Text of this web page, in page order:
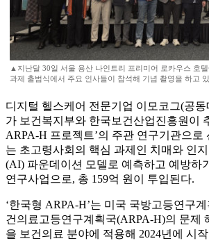
▲지난달 30일 서울 용산 나인트리 프리미어 로카우스 호
과제 출범식에서 주요 인사들이 참석해 기념 촬영을 하고
디지털 헬스케어 전문기업 이모코그(공동
가 보건복지부와 한국보건산업진흥원이
ARPA-H 프로젝트’의 주관 연구기관으로
는 초고령사회의 핵심 과제인 치매와 인
(AI) 파운데이션 모델로 예측하고 예방하
연구사업으로, 총 159억 원이 투입된다.
‘한국형 ARPA-H’는 미국 국방고등연구
건의료고등연구계획국(ARPA-H)의 문제
을 보건의료 분야에 적용해 2024년에 시